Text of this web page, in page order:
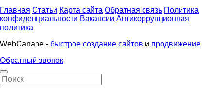
Главная Статьи Карта сайта Обратная связь Политика
конфиденциальности Вакансии Антикоррупционная
политика
WebCanape - быстрое создание сайтов и продвижение
Обратный звонок